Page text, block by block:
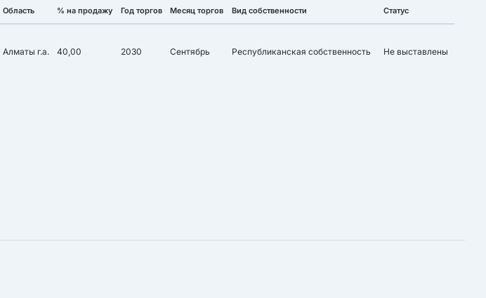
Область % на продажу Год торгов Месяц торгов Вид собственности Статус
Алматы г.а. 40,00 2030 Сентябрь Республиканская собственность Не выставлены